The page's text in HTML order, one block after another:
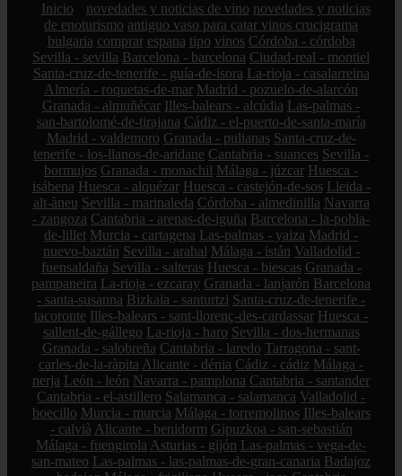
Inicio novedades y noticias de vino novedades y noticias
de enoturismo antiguo vaso para catar vinos crucigrama
bulgaria comprar espana tipo vinos Córdoba - córdoba
Sevilla - sevilla Barcelona - barcelona Ciudad-real - montiel
Santa-cruz-de-tenerife - guía-de-isora La-rioja - casalarreina
Almería - roquetas-de-mar Madrid - pozuelo-de-alarcón
Granada - almuñécar Illes-balears - alcúdia Las-palmas -
san-bartolomé-de-tirajana Cádiz - el-puerto-de-santa-maría
Madrid - valdemoro Granada - pulianas Santa-cruz-de-
tenerife - los-llanos-de-aridane Cantabria - suances Sevilla -
bormujos Granada - monachil Málaga - júzcar Huesca -
isábena Huesca - alquézar Huesca - castejón-de-sos Lleida -
alt-àneu Sevilla - marinaleda Córdoba - almedinilla Navarra
- zangoza Cantabria - arenas-de-iguña Barcelona - la-pobla-
de-lillet Murcia - cartagena Las-palmas - yaiza Madrid -
nuevo-baztán Sevilla - arahal Málaga - istán Valladolid -
fuensaldaña Sevilla - salteras Huesca - biescas Granada -
pampaneira La-rioja - ezcaray Granada - lanjarón Barcelona
- santa-susanna Bizkaia - santurtzi Santa-cruz-de-tenerife -
tacoronte Illes-balears - sant-llorenç-des-cardassar Huesca -
sallent-de-gállego La-rioja - haro Sevilla - dos-hermanas
Granada - salobreña Cantabria - laredo Tarragona - sant-
carles-de-la-ràpita Alicante - dénia Cádiz - cádiz Málaga -
nerja León - león Navarra - pamplona Cantabria - santander
Cantabria - el-astillero Salamanca - salamanca Valladolid -
boecillo Murcia - murcia Málaga - torremolinos Illes-balears
- calvià Alicante - benidorm Gipuzkoa - san-sebastián
Málaga - fuengirola Asturias - gijón Las-palmas - vega-de-
san-mateo Las-palmas - las-palmas-de-gran-canaria Badajoz